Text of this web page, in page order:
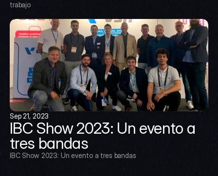
trabajo
Sep 21, 2023
IBC Show 2023: Un evento a
tres bandas
IBC Show 2023: Un evento a tres bandas